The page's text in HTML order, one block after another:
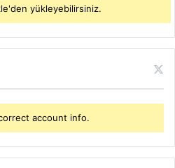
yükleyebilirsiniz.
account info.